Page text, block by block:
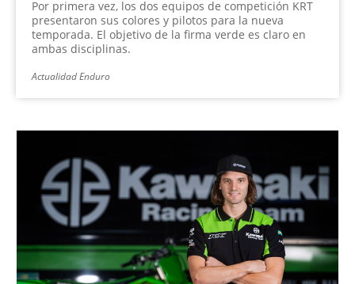
Por primera vez, los dos equipos de competición KRT
presentaron sus colores y pilotos para la nueva
temporada. El objetivo de la firma verde es claro en
ambas disciplinas.
Actualidad Enduro